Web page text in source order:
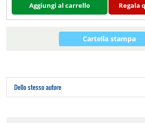
Aggiungi al carrello Regala
Cartella stampa
Dello stesso autore